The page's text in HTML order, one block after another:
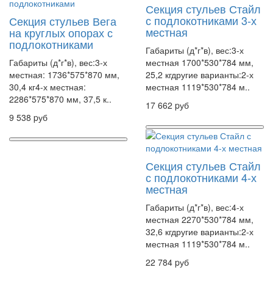
Секция стульев Вега
на круглых опорах с
подлокотниками
Габариты (д*г*в), вес:3-х
местная: 1736*575*870 мм,
30,4 кг4-х местная:
2286*575*870 мм, 37,5 к..
9 538 pуб
Секция стульев Стайл
с подлокотниками 3-х
местная
Габариты (д*г*в), вес:3-х
местная 1700*530*784 мм,
25,2 кгдругие варианты:2-х
местная 1119*530*784 м..
17 662 pуб
Секция стульев Стайл
с подлокотниками 4-х
местная
Габариты (д*г*в), вес:4-х
местная 2270*530*784 мм,
32,6 кгдругие варианты:2-х
местная 1119*530*784 м..
22 784 pуб